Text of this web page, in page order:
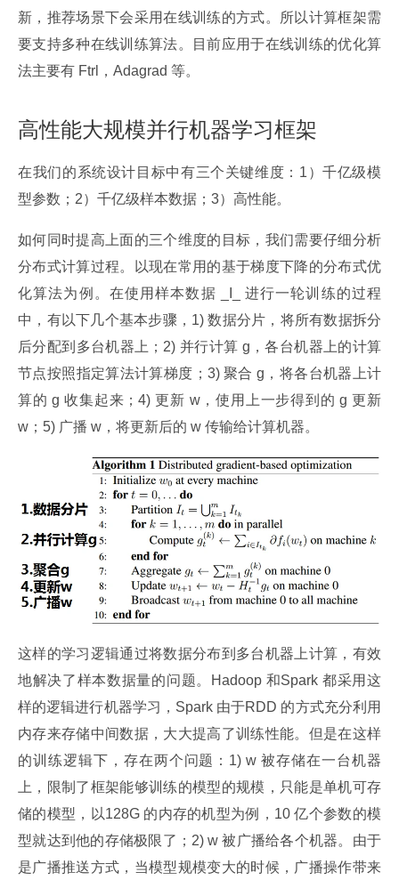
新，推荐场景下会采用在线训练的方式。所以计算框架需
要支持多种在线训练算法。目前应用于在线训练的优化算
法主要有 Ftrl，Adagrad 等。
高性能大规模并行机器学习框架
在我们的系统设计目标中有三个关键维度：1）千亿级模
型参数；2）千亿级样本数据；3）高性能。
如何同时提高上面的三个维度的目标，我们需要仔细分析
分布式计算过程。以现在常用的基于梯度下降的分布式优
化算法为例。在使用样本数据 _I_ 进行一轮训练的过程
中，有以下几个基本步骤，1) 数据分片，将所有数据拆分
后分配到多台机器上；2) 并行计算 g，各台机器上的计算
节点按照指定算法计算梯度；3) 聚合 g，将各台机器上计
算的 g 收集起来；4) 更新 w，使用上一步得到的 g 更新
w；5) 广播 w，将更新后的 w 传输给计算机器。
这样的学习逻辑通过将数据分布到多台机器上计算，有效
地解决了样本数据量的问题。Hadoop 和Spark 都采用这
样的逻辑进行机器学习，Spark 由于RDD 的方式充分利用
内存来存储中间数据，大大提高了训练性能。但是在这样
的训练逻辑下，存在两个问题：1) w 被存储在一台机器
上，限制了框架能够训练的模型的规模，只能是单机可存
储的模型，以128G 的内存的机型为例，10 亿个参数的模
型就达到他的存储极限了；2) w 被广播给各个机器。由于
是广播推送方式，当模型规模变大的时候，广播操作带来